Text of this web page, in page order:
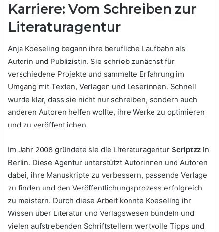
Karriere: Vom Schreiben zur
Literaturagentur
Anja Koeseling begann ihre berufliche Laufbahn als
Autorin und Publizistin. Sie schrieb zunächst für
verschiedene Projekte und sammelte Erfahrung im
Umgang mit Texten, Verlagen und Leserinnen. Schnell
wurde klar, dass sie nicht nur schreiben, sondern auch
anderen Autoren helfen wollte, ihre Werke zu optimieren
und zu veröffentlichen.
Im Jahr 2008 gründete sie die Literaturagentur Scriptzz in
Berlin. Diese Agentur unterstützt Autorinnen und Autoren
dabei, ihre Manuskripte zu verbessern, passende Verlage
zu finden und den Veröffentlichungsprozess erfolgreich
zu meistern. Durch diese Arbeit konnte Koeseling ihr
Wissen über Literatur und Verlagswesen bündeln und
vielen aufstrebenden Schriftstellern wertvolle Tipps und